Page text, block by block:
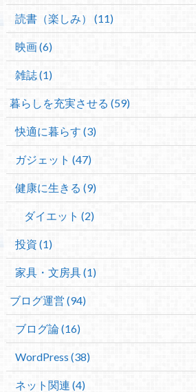
読書（楽しみ） (11)
映画 (6)
雑誌 (1)
暮らしを充実させる (59)
快適に暮らす (3)
ガジェット (47)
健康に生きる (9)
ダイエット (2)
投資 (1)
家具・文房具 (1)
ブログ運営 (94)
ブログ論 (16)
WordPress (38)
ネット関連 (4)